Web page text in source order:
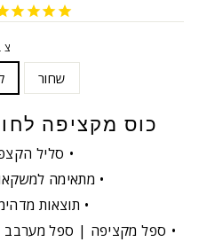
שחור
כוס מקציפה
סליל
מתאימה
תוצאות
ספל מקציפה | ספל